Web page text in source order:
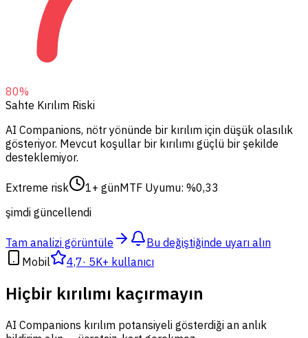
80%
Sahte Kırılım Riski
AI Companions, nötr yönünde bir kırılım için düşük olasılık
gösteriyor. Mevcut koşullar bir kırılımı güçlü bir şekilde
desteklemiyor.
Extreme risk 1+ günMTF Uyumu: %0,33
şimdi güncellendi
Tam analizi görüntüle
Bu değiştiğinde uyarı alın
Mobil
4,7· 5K+ kullanıcı
Hiçbir kırılımı kaçırmayın
AI Companions kırılım potansiyeli gösterdiği an anlık